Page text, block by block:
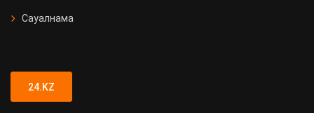
Сауалнама
24.KZ